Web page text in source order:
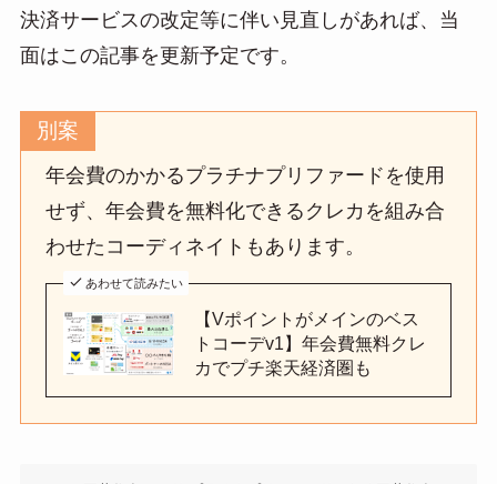
決済サービスの改定等に伴い見直しがあれば、当
面はこの記事を更新予定です。
別案
年会費のかかるプラチナプリファードを使用
せず、年会費を無料化できるクレカを組み合
わせたコーディネイトもあります。
あわせて読みたい
【Vポイントがメインのベス
トコーデv1】年会費無料クレ
カでプチ楽天経済圏も